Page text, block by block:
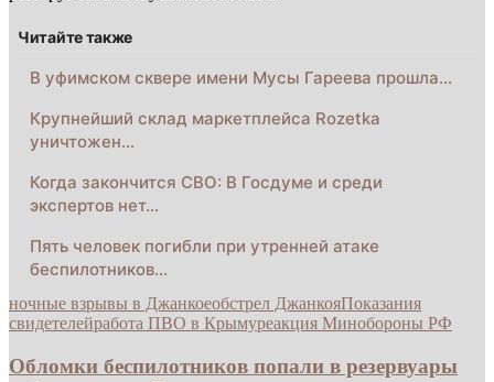
Читайте также
В уфимском сквере имени Мусы Гареева прошла…
Крупнейший склад маркетплейса Rozetka
уничтожен…
Когда закончится СВО: В Госдуме и среди
экспертов нет…
Пять человек погибли при утренней атаке
беспилотников…
ночные взрывы в Джанкоеобстрел ДжанкояПоказания
свидетелейработа ПВО в Крымуреакция Минобороны РФ
Обломки беспилотников попали в резервуары